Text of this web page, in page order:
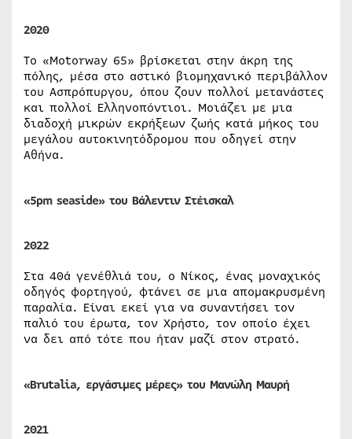
2020
To «Motorway 65» βρίσκεται στην άκρη της
πόλης, μέσα στο αστικό βιομηχανικό περιβάλλον
του Ασπρόπυργου, όπου ζουν πολλοί μετανάστες
και πολλοί Ελληνοπόντιοι. Μοιάζει με μια
διαδοχή μικρών εκρήξεων ζωής κατά μήκος του
μεγάλου αυτοκινητόδρομου που οδηγεί στην
Αθήνα.
«5pm seaside» του Βάλεντιν Στέισκαλ
2022
Στα 40ά γενέθλιά του, ο Νίκος, ένας μοναχικός
οδηγός φορτηγού, φτάνει σε μια απομακρυσμένη
παραλία. Είναι εκεί για να συναντήσει τον
παλιό του έρωτα, τον Χρήστο, τον οποίο έχει
να δει από τότε που ήταν μαζί στον στρατό.
«Brutalia, εργάσιμες μέρες» του Μανώλη Μαυρή
2021